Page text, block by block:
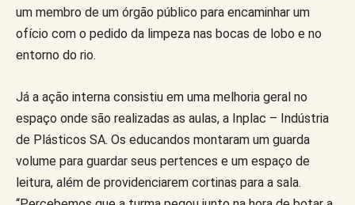
um membro de um órgão público para encaminhar um
ofício com o pedido da limpeza nas bocas de lobo e no
entorno do rio.
Já a ação interna consistiu em uma melhoria geral no
espaço onde são realizadas as aulas, a Inplac – Indústria
de Plásticos SA. Os educandos montaram um guarda
volume para guardar seus pertences e um espaço de
leitura, além de providenciarem cortinas para a sala.